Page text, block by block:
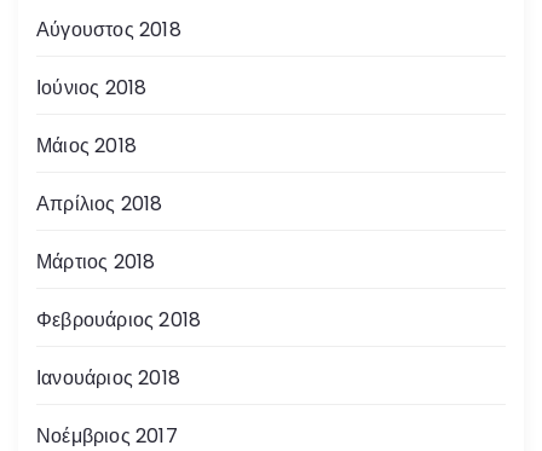
Αύγουστος 2018
Ιούνιος 2018
Μάιος 2018
Απρίλιος 2018
Μάρτιος 2018
Φεβρουάριος 2018
Ιανουάριος 2018
Νοέμβριος 2017